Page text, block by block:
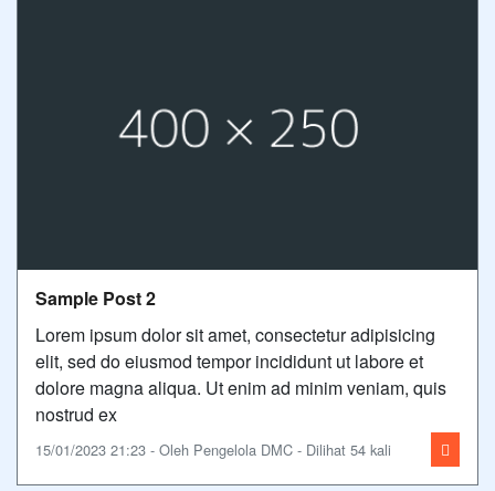
Sample Post 2
Lorem ipsum dolor sit amet, consectetur adipisicing
elit, sed do eiusmod tempor incididunt ut labore et
dolore magna aliqua. Ut enim ad minim veniam, quis
nostrud ex
15/01/2023 21:23 - Oleh Pengelola DMC - Dilihat 54 kali